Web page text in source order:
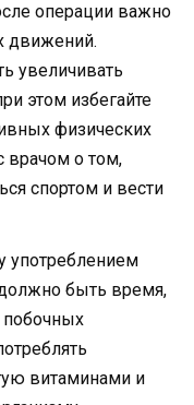
операции важно
движений.
увеличивать
этом избегайте
физических
врачом о том,
спортом и вести
употреблением
быть время,
витаминами и